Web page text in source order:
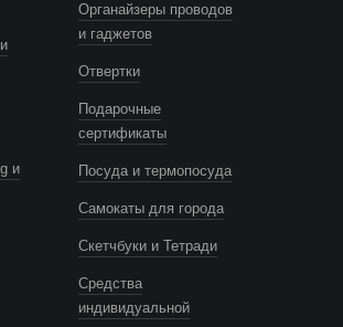
и
Органайзеры проводов
и гаджетов
Отвертки
Подарочные
сертификаты
Посуда и термопосуда
Самокаты для города
Скетчбуки и Тетради
Средства
индивидуальной